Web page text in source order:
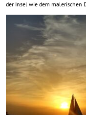
der Insel wie dem malerischen